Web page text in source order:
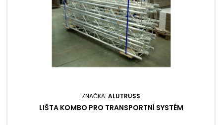
ZNAČKA: ALUTRUSS
LIŠTA KOMBO PRO TRANSPORTNÍ SYSTÉM